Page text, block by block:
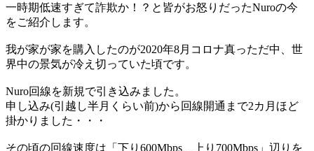
一時期低速すぎて詐欺か！？と皆がお怒りだったNuroの今
をご紹介します。
我が家が家を購入したのが2020年8月コロナ真っただ中、世
界中の景気が冷え切っていた頃です。
Nuro回線を新規で引き込みました。
申し込み(引越し半月くらい前)から回線開通まで2カ月ほど
掛かりました・・・
その頃の回線速度は「下り600Mbps、上り700Mbps」辺りを